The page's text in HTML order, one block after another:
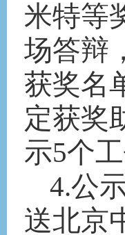
米特等
场答辩 ，
获奖名
定获奖
示5个
4.公
送北京